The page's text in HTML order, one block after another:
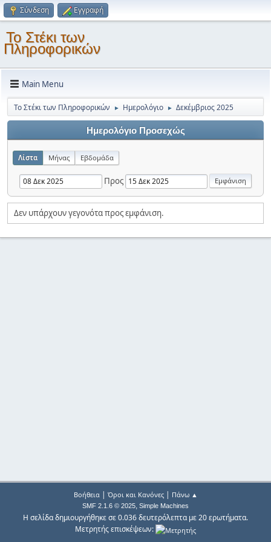
Σύνδεση Εγγραφή
Το Στέκι των
Πληροφορικών
Main Menu
Το Στέκι των Πληροφορικών ► Ημερολόγιο ► Δεκέμβριος 2025
Ημερολόγιο Προσεχώς
Λίστα Μήνας Εβδομάδα
Προς
Δεν υπάρχουν γεγονότα προς εμφάνιση.
Βοήθεια| Όροι και Κανόνες| Πάνω ▲
SMF 2.1.6 © 2025, Simple Machines
Η σελίδα δημιουργήθηκε σε 0.036 δευτερόλεπτα με 20 ερωτήματα.
Μετρητής επισκέψεων: